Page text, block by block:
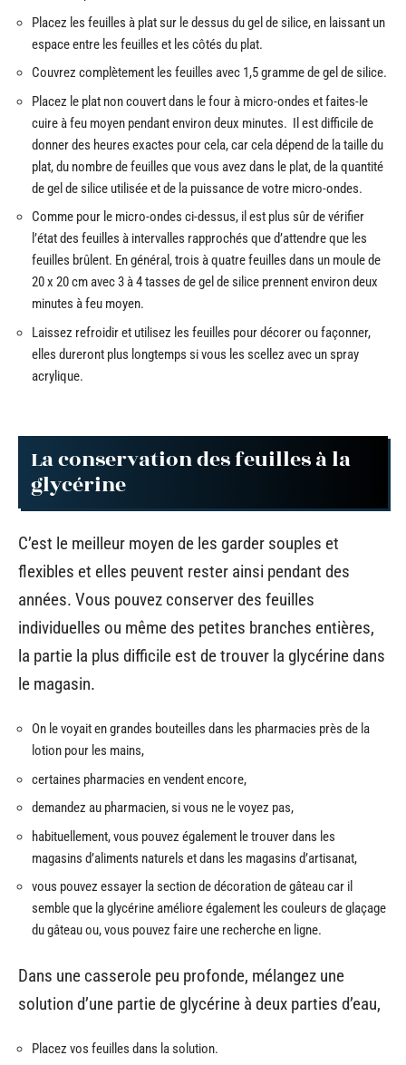
Placez les feuilles à plat sur le dessus du gel de silice, en laissant un
espace entre les feuilles et les côtés du plat.
Couvrez complètement les feuilles avec 1,5 gramme de gel de silice.
Placez le plat non couvert dans le four à micro-ondes et faites-le
cuire à feu moyen pendant environ deux minutes. Il est difficile de
donner des heures exactes pour cela, car cela dépend de la taille du
plat, du nombre de feuilles que vous avez dans le plat, de la quantité
de gel de silice utilisée et de la puissance de votre micro-ondes.
Comme pour le micro-ondes ci-dessus, il est plus sûr de vérifier
l’état des feuilles à intervalles rapprochés que d’attendre que les
feuilles brûlent. En général, trois à quatre feuilles dans un moule de
20 x 20 cm avec 3 à 4 tasses de gel de silice prennent environ deux
minutes à feu moyen.
Laissez refroidir et utilisez les feuilles pour décorer ou façonner,
elles dureront plus longtemps si vous les scellez avec un spray
acrylique.
La conservation des feuilles à la
glycérine
C’est le meilleur moyen de les garder souples et
flexibles et elles peuvent rester ainsi pendant des
années. Vous pouvez conserver des feuilles
individuelles ou même des petites branches entières,
la partie la plus difficile est de trouver la glycérine dans
le magasin.
On le voyait en grandes bouteilles dans les pharmacies près de la
lotion pour les mains,
certaines pharmacies en vendent encore,
demandez au pharmacien, si vous ne le voyez pas,
habituellement, vous pouvez également le trouver dans les
magasins d’aliments naturels et dans les magasins d’artisanat,
vous pouvez essayer la section de décoration de gâteau car il
semble que la glycérine améliore également les couleurs de glaçage
du gâteau ou, vous pouvez faire une recherche en ligne.
Dans une casserole peu profonde, mélangez une
solution d’une partie de glycérine à deux parties d’eau,
Placez vos feuilles dans la solution.